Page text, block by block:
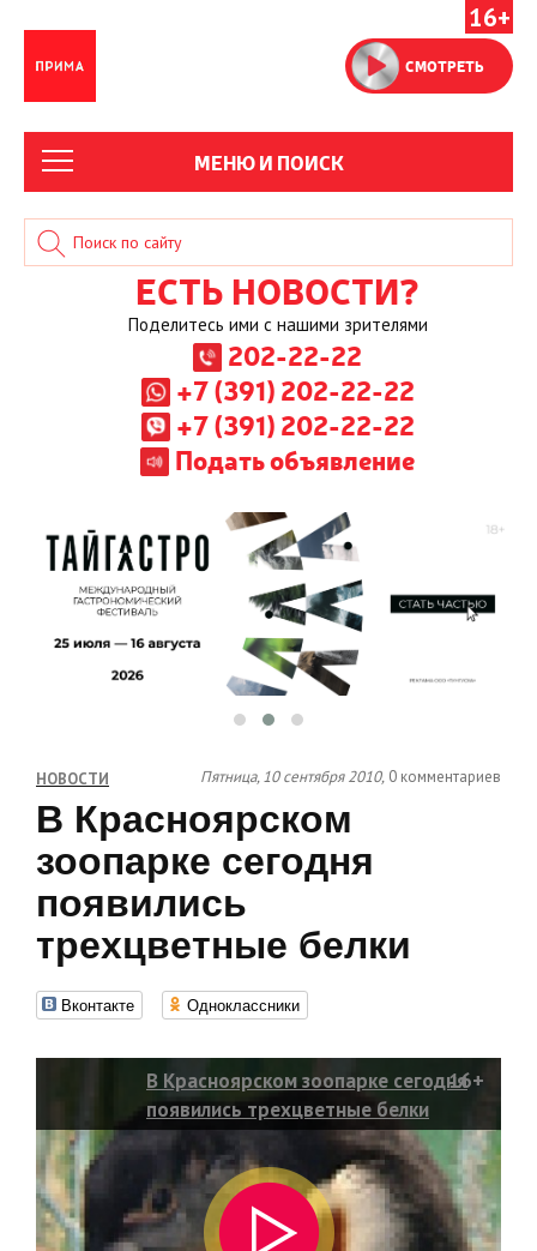
16+
СМОТРЕТЬ
МЕНЮ И ПОИСК
ЕСТЬ НОВОСТИ?
Поделитесь ими с нашими зрителями
202-22-22
+7 (391) 202-22-22
+7 (391) 202-22-22
Подать объявление
НОВОСТИ Пятница, 10 сентября 2010, 0 комментариев
В Красноярском
зоопарке сегодня
появились
трехцветные белки
Вконтакте Одноклассники
В Красноярском зоопарке сегодня
появились трехцветные белки
16+